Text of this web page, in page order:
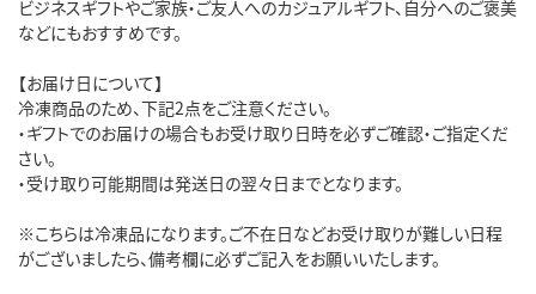
ビジネスギフトやご家族・ご友人へのカジュアルギフト、自分へのご褒美
などにもおすすめです。
【お届け日について】
冷凍商品のため、下記2点をご注意ください。
・ギフトでのお届けの場合もお受け取り日時を必ずご確認・ご指定くだ
さい。
・受け取り可能期間は発送日の翌々日までとなります。
※こちらは冷凍品になります。ご不在日などお受け取りが難しい日程
がございましたら、備考欄に必ずご記入をお願いいたします。